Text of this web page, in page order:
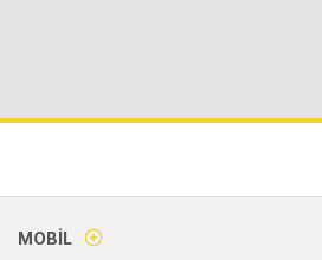
MOBIL